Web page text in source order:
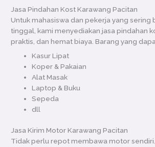
Jasa Pindahan Kost Karawang Pacitan
Untuk mahasiswa dan pekerja yang
tinggal, kami menyediakan jasa pindahan
praktis, dan hemat biaya. Barang yang
Kasur Lipat
Koper & Pakaian
Alat Masak
Laptop & Buku
Sepeda
dll
Jasa Kirim Motor Karawang Pacitan
Tidak perlu repot membawa motor